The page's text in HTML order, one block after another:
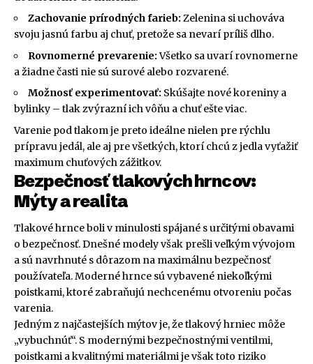
Zachovanie prírodných farieb: Zelenina si uchováva
svoju jasnú farbu aj chuť, pretože sa nevarí príliš dlho.
Rovnomerné prevarenie:Všetko sa uvarí rovnomerne
a žiadne časti nie sú surové alebo rozvarené.
Možnosť experimentovať: Skúšajte nové koreniny a
bylinky – tlak zvýrazní ich vôňu a chuť ešte viac.
Varenie pod tlakom je preto ideálne nielen pre rýchlu
prípravu jedál, ale aj pre všetkých, ktorí chcú z jedla vyťažiť
maximum chuťových zážitkov.
Bezpečnosť tlakových hrncov:
Mýty a realita
Tlakové hrnce boli v minulosti spájané s určitými obavami
o bezpečnosť. Dnešné modely však prešli veľkým vývojom
a sú navrhnuté s dôrazom na maximálnu bezpečnosť
používateľa. Moderné hrnce sú vybavené niekoľkými
poistkami, ktoré zabraňujú nechcenému otvoreniu počas
varenia.
Jedným z najčastejších mýtov je, že tlakový hrniec môže
„vybuchnúť“. S modernými bezpečnostnými ventilmi,
poistkami a kvalitnými materiálmi je však toto riziko